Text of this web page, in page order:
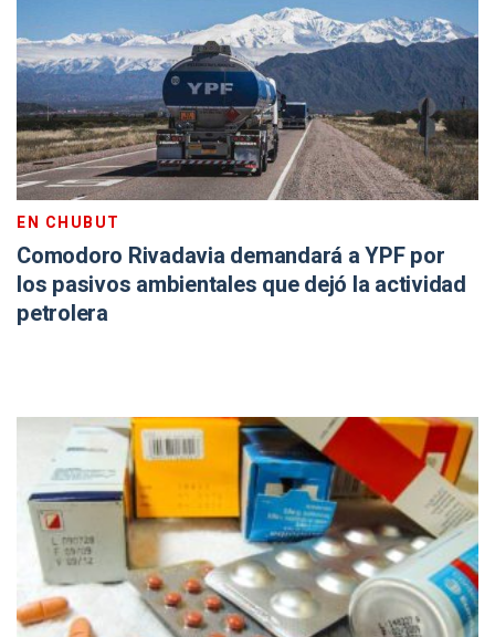
EN CHUBUT
Comodoro Rivadavia demandará a YPF por
los pasivos ambientales que dejó la actividad
petrolera